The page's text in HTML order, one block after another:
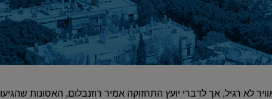
לא רגיל, אך לדברי יועץ התחזוקה אמיר רוזנבלום, האסונות שהגיעו